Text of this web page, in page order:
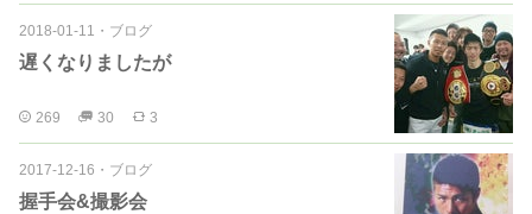
2018-01-11 ・ ブログ
遅くなりましたが
269 30 3
2017-12-16 ・ ブログ
握手会&撮影会